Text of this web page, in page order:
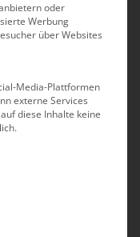
oder
Werbung
über Websites
Media-Plattformen
externe Services
diese Inhalte keine